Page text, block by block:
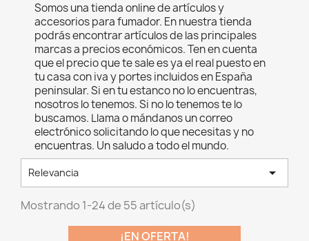
Somos una tienda online de artículos y
accesorios para fumador. En nuestra tienda
podrás encontrar artículos de las principales
marcas a precios económicos. Ten en cuenta
que el precio que te sale es ya el real puesto en
tu casa con iva y portes incluidos en España
peninsular. Si en tu estanco no lo encuentras,
nosotros lo tenemos. Si no lo tenemos te lo
buscamos. Llama o mándanos un correo
electrónico solicitando lo que necesitas y no
encuentras. Un saludo a todo el mundo.
Relevancia 
Mostrando 1-24 de 55 artículo(s)
¡EN OFERTA!